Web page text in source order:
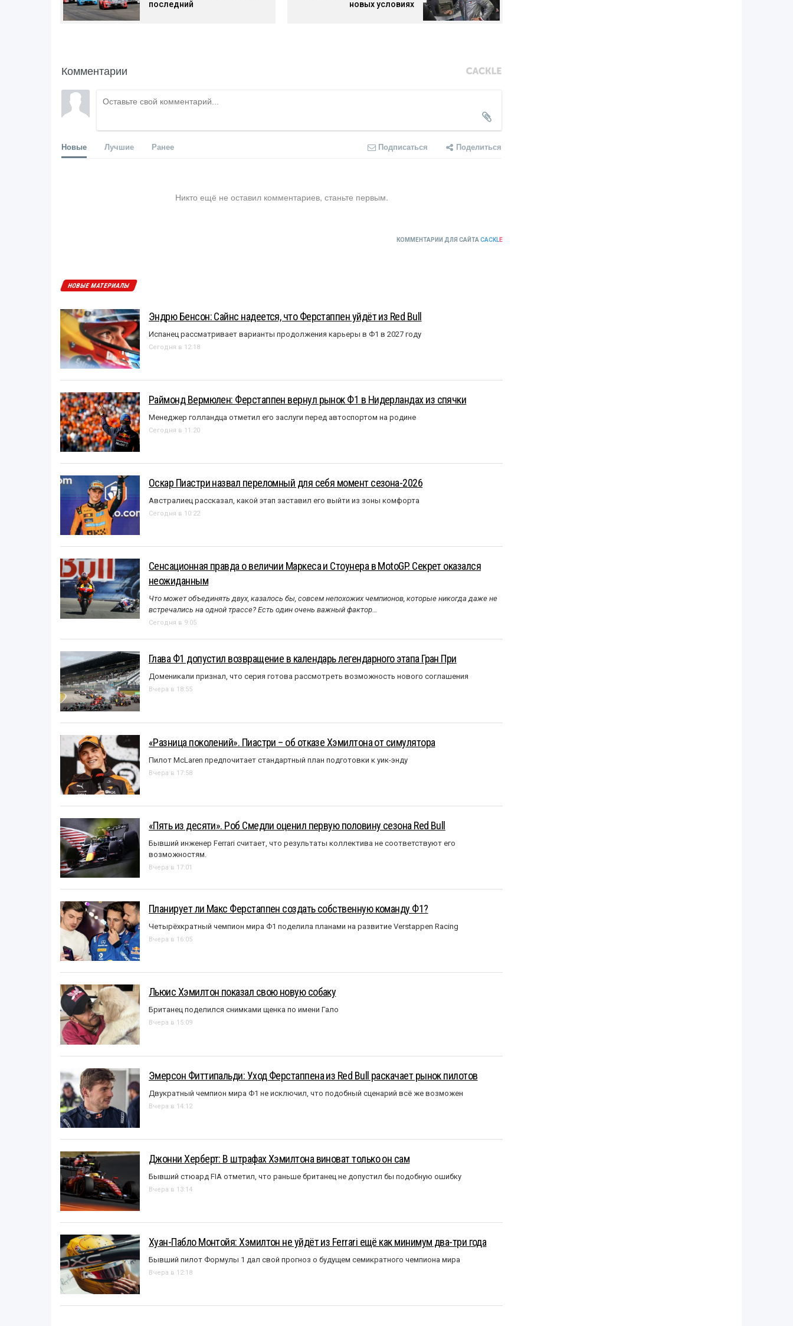
последний
новых условиях
Комментарии
Новые Лучшие Ранее Подписаться Поделиться
Никто ещё не оставил комментариев, станьте первым.
КОММЕНТАРИИ ДЛЯ САЙТА CACKLE
НОВЫЕ МАТЕРИАЛЫ
Эндрю Бенсон: Сайнс надеется, что Ферстаппен уйдёт из Red Bull
Испанец рассматривает варианты продолжения карьеры в Ф1 в 2027 году
Сегодня в 12:18
Раймонд Вермюлен: Ферстаппен вернул рынок Ф1 в Нидерландах из спячки
Менеджер голландца отметил его заслуги перед автоспортом на родине
Сегодня в 11:20
Оскар Пиастри назвал переломный для себя момент сезона-2026
Австралиец рассказал, какой этап заставил его выйти из зоны комфорта
Сегодня в 10:22
Сенсационная правда о величии Маркеса и Стоунера в MotoGP. Секрет оказался
неожиданным
Что может объединять двух, казалось бы, совсем непохожих чемпионов, которые никогда даже не
встречались на одной трассе? Есть один очень важный фактор…
Сегодня в 9:05
Глава Ф1 допустил возвращение в календарь легендарного этапа Гран При
Доменикали признал, что серия готова рассмотреть возможность нового соглашения
Вчера в 18:55
«Разница поколений». Пиастри – об отказе Хэмилтона от симулятора
Пилот McLaren предпочитает стандартный план подготовки к уик-энду
Вчера в 17:58
«Пять из десяти». Роб Смедли оценил первую половину сезона Red Bull
Бывший инженер Ferrari считает, что результаты коллектива не соответствуют его
возможностям.
Вчера в 17:01
Планирует ли Макс Ферстаппен создать собственную команду Ф1?
Четырёхкратный чемпион мира Ф1 поделила планами на развитие Verstappen Racing
Вчера в 16:05
Льюис Хэмилтон показал свою новую собаку
Британец поделился снимками щенка по имени Гало
Вчера в 15:09
Эмерсон Фиттипальди: Уход Ферстаппена из Red Bull раскачает рынок пилотов
Двукратный чемпион мира Ф1 не исключил, что подобный сценарий всё же возможен
Вчера в 14:12
Джонни Херберт: В штрафах Хэмилтона виноват только он сам
Бывший стюард FIA отметил, что раньше британец не допустил бы подобную ошибку
Вчера в 13:14
Хуан-Пабло Монтойя: Хэмилтон не уйдёт из Ferrari ещё как минимум два-три года
Бывший пилот Формулы 1 дал свой прогноз о будущем семикратного чемпиона мира
Вчера в 12:18